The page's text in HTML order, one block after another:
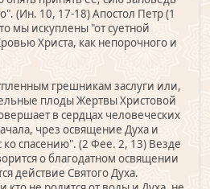
(Ин. 10, 17-18) Апостол Петр (1
мы искуплены "от суетной
Христа, как непорочного и
грешникам заслуги или,
плоды Жертвы Христовой
в сердцах человеческих
чрез освящение Духа и
ко спасению". (2 Фее. 2, 13) Везде
о благодатном освящении
действие Святого Духа.